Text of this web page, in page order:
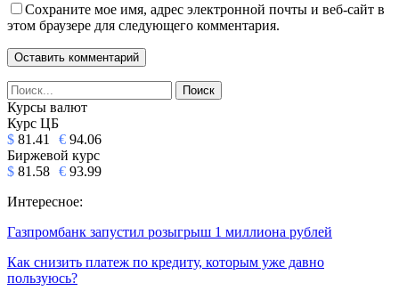
Сохраните мое имя, адрес электронной почты и веб-сайт в
этом браузере для следующего комментария.
Курсы валют
Курс ЦБ
$ 81.41 € 94.06
Биржевой курс
$ 81.58 € 93.99
Интересное:
Газпромбанк запустил розыгрыш 1 миллиона рублей
Как снизить платеж по кредиту, которым уже давно
пользуюсь?